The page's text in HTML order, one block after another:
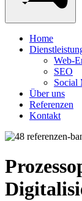
Home
Web-
SEO
Social
Über uns
Referenzen
Kontakt